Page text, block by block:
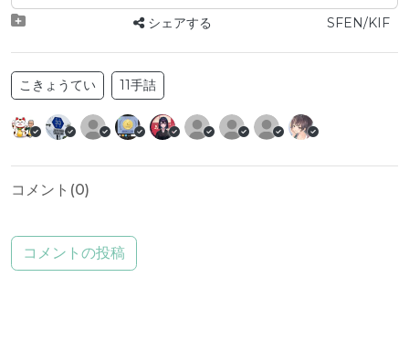
シェアする SFEN/KIF
こきょうてい 11手詰
コメント(0)
コメントの投稿